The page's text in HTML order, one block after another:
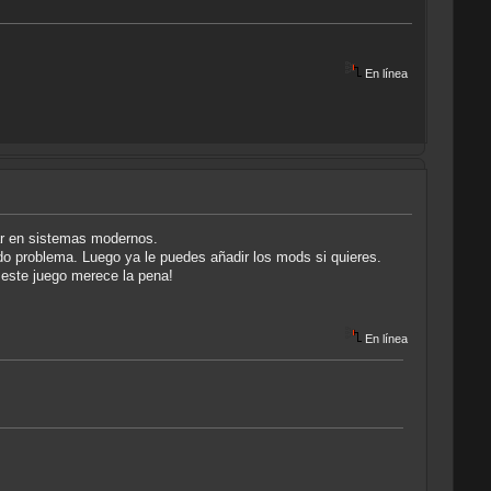
En línea
sistemas modernos.
Luego ya le puedes añadir los mods si quieres.
juego merece la pena!
En línea